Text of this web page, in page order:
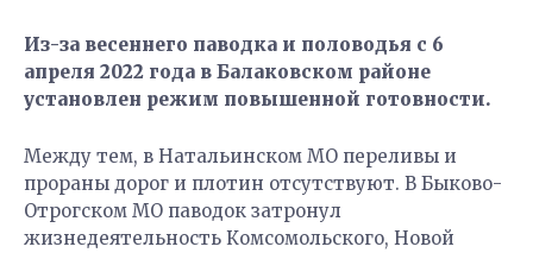
Из-за весеннего паводка и половодья с 6
апреля 2022 года в Балаковском районе
установлен режим повышенной готовности.
Между тем, в Натальинском МО переливы и
прораны дорог и плотин отсутствуют. В Быково-
Отрогском МО паводок затронул
жизнедеятельность Комсомольского, Новой